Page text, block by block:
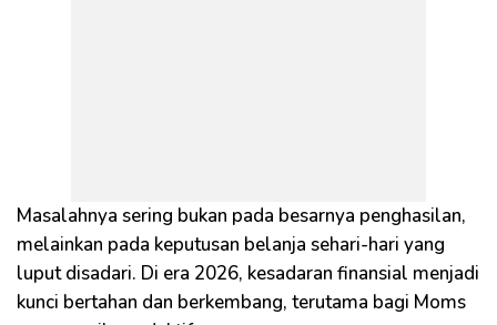
Masalahnya sering bukan pada besarnya penghasilan,
melainkan pada keputusan belanja sehari-hari yang
luput disadari. Di era 2026, kesadaran finansial menjadi
kunci bertahan dan berkembang, terutama bagi Moms